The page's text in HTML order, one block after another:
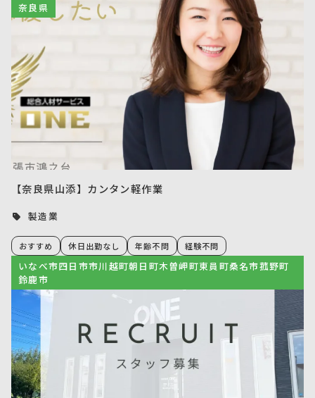
奈良県
【奈良県山添】カンタン軽作業
製造業
おすすめ 休日出勤なし 年齢不問 経験不問
いなべ市四日市市川越町朝日町木曽岬町東員町桑名市菰野町
鈴鹿市